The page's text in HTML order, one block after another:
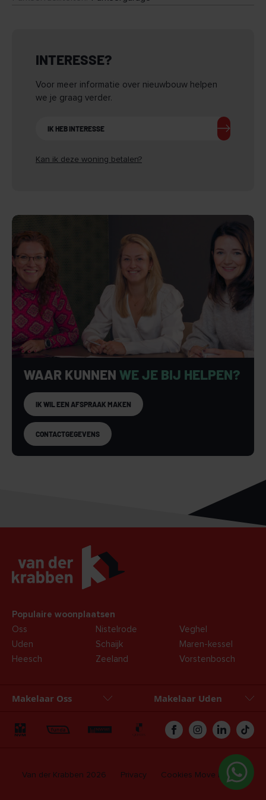
INTERESSE?
Voor meer informatie over nieuwbouw helpen
we je graag verder.
IK HEB INTERESSE
Kan ik deze woning betalen?
WAAR KUNNEN WE JE BIJ HELPEN?
IK WIL EEN AFSPRAAK MAKEN
CONTACTGEGEVENS
Populaire woonplaatsen
Oss
Uden
Heesch
Nistelrode
Schaijk
Zeeland
Veghel
Maren-kessel
Vorstenbosch
Makelaar Oss Makelaar Uden
Van der Krabben 2026 Privacy Cookies Move login
Oss Uden Zakelijk Hypotheken